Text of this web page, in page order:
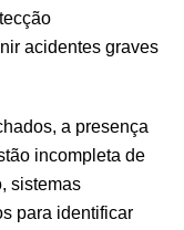
acidentes graves
a presença
incompleta de
sistemas
para identificar